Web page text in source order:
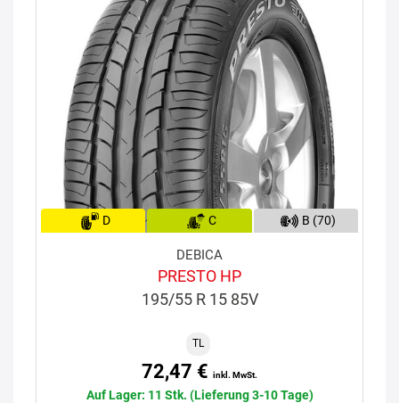
D C B (70)
DEBICA
PRESTO HP
195/55 R 15 85V
TL
72,47 € inkl. MwSt.
Auf Lager: 11 Stk. (Lieferung 3-10 Tage)